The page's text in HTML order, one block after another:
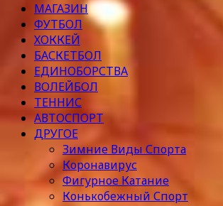
МАГАЗИН
ФУТБОЛ
ХОККЕЙ
БАСКЕТБОЛ
ЕДИНОБОРСТВА
ВОЛЕЙБОЛ
ТЕННИС
АВТОСПОРТ
ДРУГОЕ
Зимние Виды Спорта
Коронавирус
Фигурное Катание
Конькобежный Спорт